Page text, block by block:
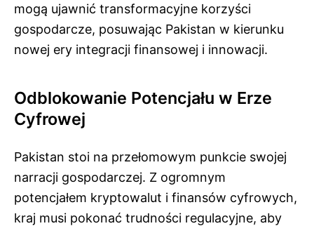
mogą ujawnić transformacyjne korzyści
gospodarcze, posuwając Pakistan w kierunku
nowej ery integracji finansowej i innowacji.
Odblokowanie Potencjału w Erze
Cyfrowej
Pakistan stoi na przełomowym punkcie swojej
narracji gospodarczej. Z ogromnym
potencjałem kryptowalut i finansów cyfrowych,
kraj musi pokonać trudności regulacyjne, aby